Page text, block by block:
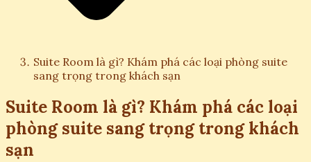
Suite Room là gì? Khám phá các loại phòng suite
sang trọng trong khách sạn
Suite Room là gì? Khám phá các loại
phòng suite sang trọng trong khách
sạn